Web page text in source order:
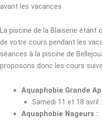
avant les vacances.
La piscine de la Blaiserie étant
de votre cours pendant les
séances à la piscine de
proposons donc les cours
Aquaphobie Grande
Samedi 11 et 18 avril
Aquaphobie Nageurs :